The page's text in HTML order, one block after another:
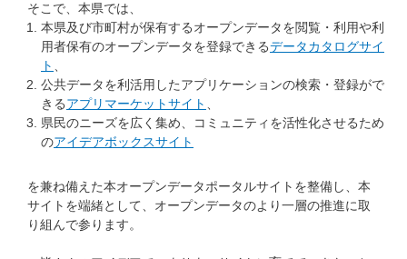
そこで、本県では、
本県及び市町村が保有するオープンデータを閲覧・利用や利
用者保有のオープンデータを登録できるデータカタログサイ
ト
公共データを利活用したアプリケーションの検索・登録がで
きるアプリマーケットサイト
県民のニーズを広く集め、コミュニティを活性化させるため
のアイデアボックスサイト
を兼ね備えた本オープンデータポータルサイトを整備し、本
サイトを端緒として、オープンデータのより一層の推進に取
り組んで参ります。